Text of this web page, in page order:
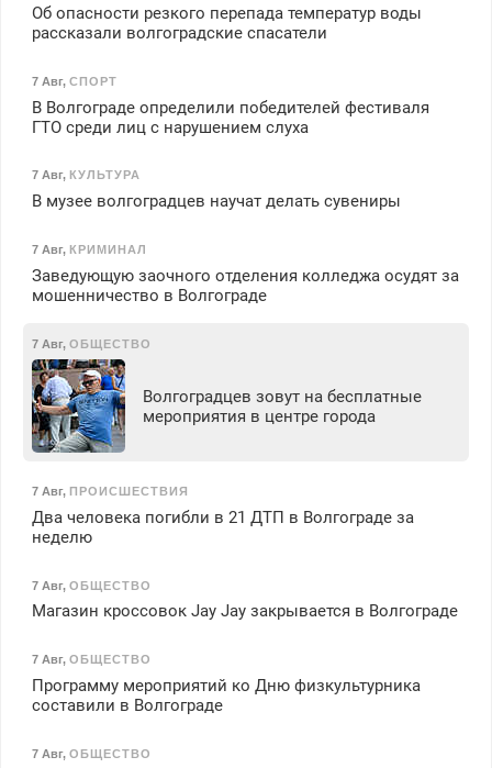
Об опасности резкого перепада температур воды
рассказали волгоградские спасатели
7 Авг, СПОРТ
В Волгограде определили победителей фестиваля
ГТО среди лиц с нарушением слуха
7 Авг, КУЛЬТУРА
В музее волгоградцев научат делать сувениры
7 Авг, КРИМИНАЛ
Заведующую заочного отделения колледжа осудят за
мошенничество в Волгограде
7 Авг, ОБЩЕСТВО
Волгоградцев зовут на бесплатные
мероприятия в центре города
7 Авг, ПРОИСШЕСТВИЯ
Два человека погибли в 21 ДТП в Волгограде за
неделю
7 Авг, ОБЩЕСТВО
Магазин кроссовок Jay Jay закрывается в Волгограде
7 Авг, ОБЩЕСТВО
Программу мероприятий ко Дню физкультурника
составили в Волгограде
7 Авг, ОБЩЕСТВО